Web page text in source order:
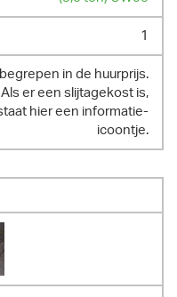
1
in de huurprijs.
Als er een slijtagekost is,
hier een informatie-
icoontje.